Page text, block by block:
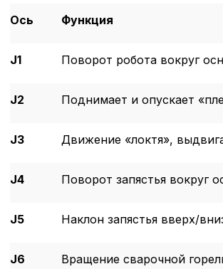
Ось Функция
J1 Поворот робота вокруг
J2 Поднимает и опускает
J3 Движение «локтя»,
J4 Поворот запястья вокруг
J5 Наклон запястья вверх/
J6 Вращение сварочной